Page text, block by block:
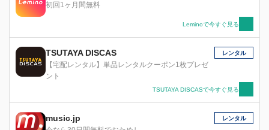
初回1ヶ月間無料
Leminoで今すぐ見る
TSUTAYA DISCAS
【宅配レンタル】単品レンタルクーポン1枚プレゼ
ント
レンタル
TSUTAYA DISCASで今すぐ見る
music.jp レンタル